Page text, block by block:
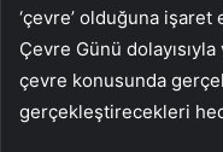
‘çevre’ olduğuna işaret
Çevre Günü
çevre konusunda
gerçekleştirecekleri